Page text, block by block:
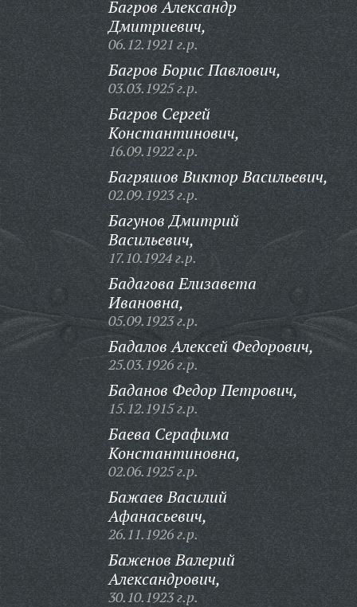
Багров Александр
Дмитриевич,
06.12.1921 г.р.
Багров Борис Павлович,
03.03.1925 г.р.
Багров Сергей
Константинович,
16.09.1922 г.р.
Багряшов Виктор Васильевич,
02.09.1923 г.р.
Багунов Дмитрий
Васильевич,
17.10.1924 г.р.
Бадагова Елизавета
Ивановна,
05.09.1923 г.р.
Бадалов Алексей Федорович,
25.03.1926 г.р.
Баданов Федор Петрович,
15.12.1915 г.р.
Баева Серафима
Константиновна,
02.06.1925 г.р.
Бажаев Василий
Афанасьевич,
26.11.1926 г.р.
Баженов Валерий
Александрович,
30.10.1923 г.р.